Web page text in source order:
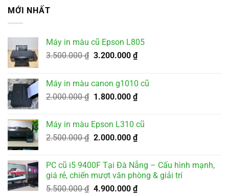
MỚI NHẤT
Máy in màu cũ Epson L805
3.500.000₫ Giá
3.500.000 ₫.
3.200.000 ₫Giá
là:
3.200.000 ₫.
Máy in màu canon g1010 cũ
2.000.000₫ Giá
2.000.000 ₫.
1.800.000 ₫Giá
là:
1.800.000 ₫.
Máy in màu Epson L310 cũ
2.500.000₫ Giá
2.500.000 ₫.
2.000.000 ₫Giá
tại
là:
2.000.000 ₫.
PC cũ i5 9400F Tại Đà Nẵng – Cấu hình mạnh,
giá rẻ, chiến mượt văn phòng & giải trí
5.500.000₫ Giá
4.900.000 ₫Giá